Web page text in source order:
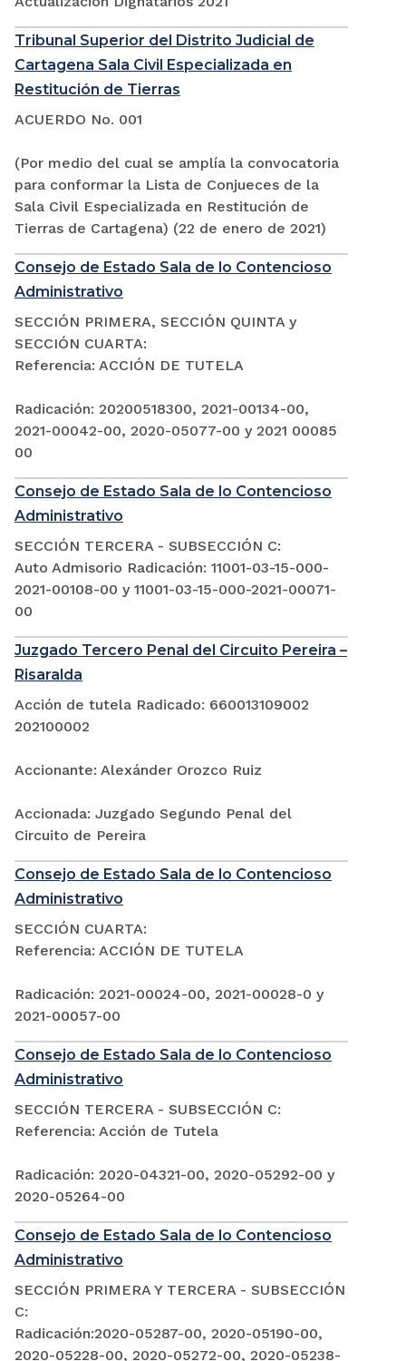
Tribunal Superior del Distrito Judicial de
Cartagena Sala Civil Especializada en
Restitución de Tierras
ACUERDO No. 001
(Por medio del cual se amplía la convocatoria
para conformar la Lista de Conjueces de la
Sala Civil Especializada en Restitución de
Tierras de Cartagena) (22 de enero de 2021)
Consejo de Estado Sala de lo Contencioso
Administrativo
SECCIÓN PRIMERA, SECCIÓN QUINTA y
SECCIÓN CUARTA:
Referencia: ACCIÓN DE TUTELA
Radicación: 20200518300, 2021-00134-00,
2021-00042-00, 2020-05077-00 y 2021 00085
00
Consejo de Estado Sala de lo Contencioso
Administrativo
SECCIÓN TERCERA - SUBSECCIÓN C:
Auto Admisorio Radicación: 11001-03-15-000-
2021-00108-00 y 11001-03-15-000-2021-00071-
00
Juzgado Tercero Penal del Circuito Pereira –
Risaralda
Acción de tutela Radicado: 660013109002
202100002
Accionante: Alexánder Orozco Ruiz
Accionada: Juzgado Segundo Penal del
Circuito de Pereira
Consejo de Estado Sala de lo Contencioso
Administrativo
SECCIÓN CUARTA:
Referencia: ACCIÓN DE TUTELA
Radicación: 2021-00024-00, 2021-00028-0 y
2021-00057-00
Consejo de Estado Sala de lo Contencioso
Administrativo
SECCIÓN TERCERA - SUBSECCIÓN C:
Referencia: Acción de Tutela
Radicación: 2020-04321-00, 2020-05292-00 y
2020-05264-00
Consejo de Estado Sala de lo Contencioso
Administrativo
SECCIÓN PRIMERA Y TERCERA - SUBSECCIÓN
C:
Radicación:2020-05287-00, 2020-05190-00,
2020-05228-00, 2020-05272-00, 2020-05238-